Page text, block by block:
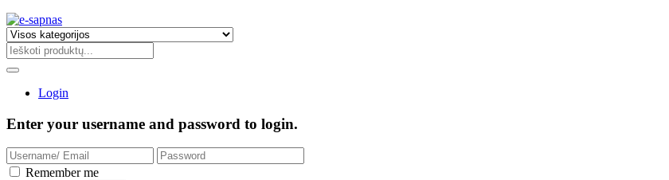
Login
Enter your username and password to login.
Remember me